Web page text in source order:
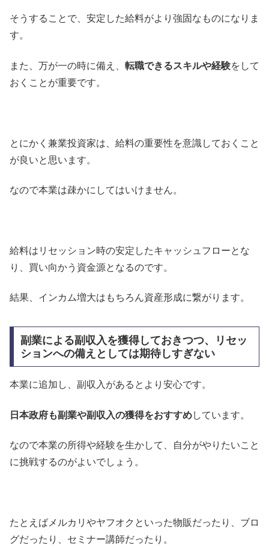
そうすることで、安定した給料がより強固なものになりま
す。
また、万が一の時に備え、 転職できるスキルや経験をして
おくことが重要です。
とにかく兼業投資家は、給料の重要性を意識しておくこと
が良いと思います。
なので本業は疎かにしてはいけません。
給料はリセッション時の安定したキャッシュフローとな
り、買い向かう資金源となるのです。
結果、インカム増大はもちろん資産形成に繋がります。
副業による副収入を獲得しておきつつ、リセッ
ションへの備えとしては期待しすぎない
本業に追加し、副収入があるとより安心です。
日本政府も副業や副収入の獲得をおすすめしています。
なので本業の所得や経験を生かして、自分がやりたいこと
に挑戦するのがよいでしょう。
たとえばメルカリやヤフオクといった物販だったり、ブロ
グだったり、セミナー講師だったり。